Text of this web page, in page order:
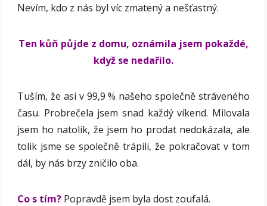
Nevím, kdo z nás byl víc zmatený a nešťastný.
Ten kůň půjde z domu, oznámila jsem pokaždé,
když se nedařilo.
Tuším, že asi v 99,9 % našeho společně stráveného
času. Probrečela jsem snad každý víkend. Milovala
jsem ho natolik, že jsem ho prodat nedokázala, ale
tolik jsme se společně trápili, že pokračovat v tom
dál, by nás brzy zničilo oba.
Co s tím? Popravdě jsem byla dost zoufalá.